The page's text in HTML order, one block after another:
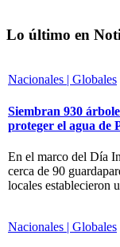
Lo último en
Nacionales | Globales
Siembran 930
proteger el agua de
En el marco del Día
cerca de 90
locales establecieron
Nacionales | Globales